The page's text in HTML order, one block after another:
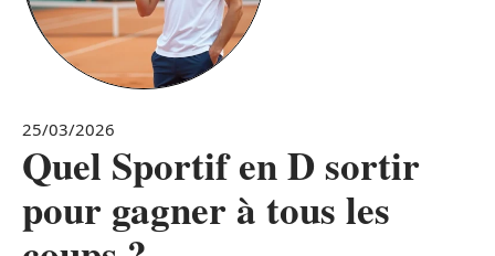
25/03/2026
Quel Sportif en D sortir
pour gagner à tous les